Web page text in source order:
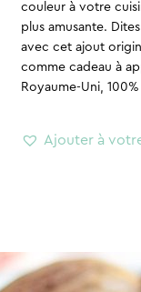
couleur à votre
plus amusante.
avec cet ajout
comme cadeau à
Royaume-Uni,
Ajouter à